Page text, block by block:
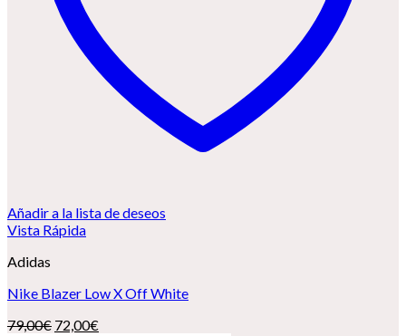
Añadir a la lista de deseos
Vista Rápida
Adidas
Nike Blazer Low X Off White
79,00€ El
72,00€